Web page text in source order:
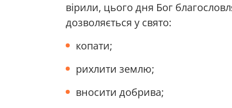
вірили, цього дня Бог
дозволяється у свято:
копати;
рихлити землю;
вносити добрива;